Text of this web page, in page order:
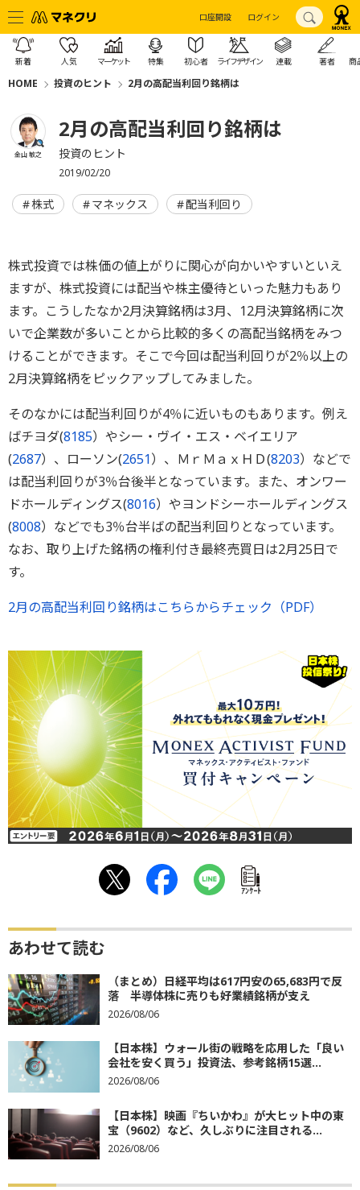
口座開設 ログイン
新着 人気 マーケット 特集 初心者 ライフデザイン 連載 著者 商
HOME 投資のヒント 2月の高配当利回り銘柄は
金山 敏之
2月の高配当利回り銘柄は
投資のヒント
2019/02/20
株式 マネックス 配当利回り
株式投資では株価の値上がりに関心が向かいやすいといえ
ますが、株式投資には配当や株主優待といった魅力もあり
ます。こうしたなか2月決算銘柄は3月、12月決算銘柄に次
いで企業数が多いことから比較的多くの高配当銘柄をみつ
けることができます。そこで今回は配当利回りが2％以上の
2月決算銘柄をピックアップしてみました。
そのなかには配当利回りが4％に近いものもあります。例え
ばチヨダ(8185）やシー・ヴイ・エス・ベイエリア
(2687）、ローソン(2651）、ＭｒＭａｘＨＤ(8203）などで
は配当利回りが3％台後半となっています。また、オンワー
ドホールディングス(8016）やヨンドシーホールディングス
(8008）などでも3％台半ばの配当利回りとなっています。
なお、取り上げた銘柄の権利付き最終売買日は2月25日で
す。
2月の高配当利回り銘柄はこちらからチェック（PDF）
ｱﾝｹｰﾄ
あわせて読む
（まとめ）日経平均は617円安の65,683円で反
落 半導体株に売りも好業績銘柄が支え
2026/08/06
【日本株】ウォール街の戦略を応用した「良い
会社を安く買う」投資法、参考銘柄15選...
2026/08/06
【日本株】映画『ちいかわ』が大ヒット中の東
宝（9602）など、久しぶりに注目される...
2026/08/06